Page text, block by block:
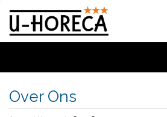
Over Ons